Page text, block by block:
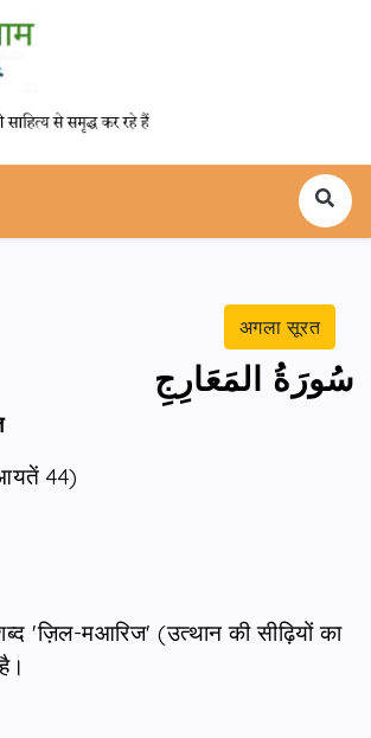
अगला सूरत
سُورَةُ المَعَارِجِ
44)
'ज़िल-मआरिज' (उत्थान की सीढ़ियों का